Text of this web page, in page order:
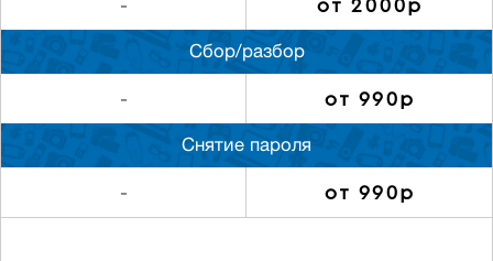
- от 2000р
Сбор/разбор
- от 990р
Снятие пароля
- от 990р